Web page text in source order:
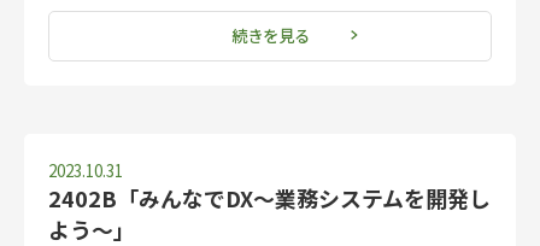
続きを見る
2023.10.31
2402B「みんなでDX～業務システムを開発し
よう～」